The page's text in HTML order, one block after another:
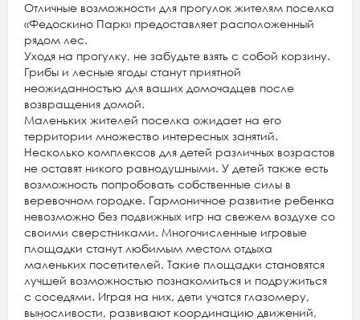
Отличные возможности для прогулок жителям поселка
«Федоскино Парк» предоставляет расположенный
рядом лес.
Уходя на прогулку, не забудьте взять с собой корзину.
Грибы и лесные ягоды станут приятной
неожиданностью для ваших домочадцев после
возвращения домой.
Маленьких жителей поселка ожидает на его
территории множество интересных занятий.
Несколько комплексов для детей различных возрастов
не оставят никого равнодушными. У детей также есть
возможность попробовать собственные силы в
веревочном городке. Гармоничное развитие ребенка
невозможно без подвижных игр на свежем воздухе со
своими сверстниками. Многочисленные игровые
площадки станут любимым местом отдыха
маленьких посетителей. Такие площадки становятся
лучшей возможностью познакомиться и подружиться
с соседями. Играя на них, дети учатся глазомеру,
выносливости, развивают координацию движений,